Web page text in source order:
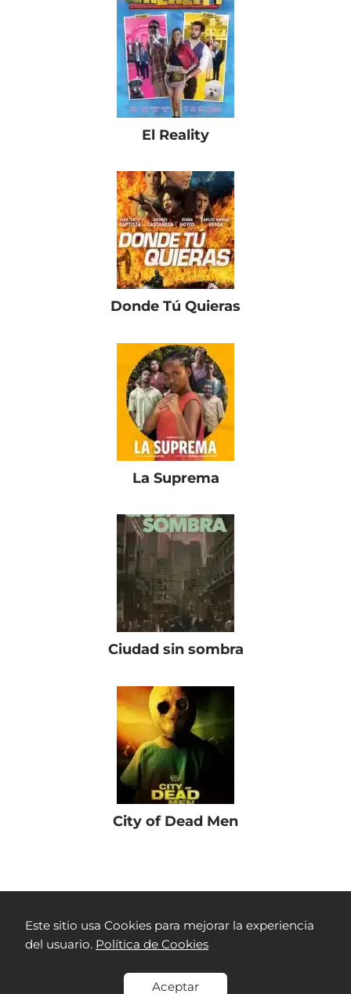
El Reality
Donde Tú Quieras
La Suprema
Ciudad sin sombra
City of Dead Men
Este sitio usa Cookies para mejorar la experiencia
del usuario. Política de Cookies
Aceptar